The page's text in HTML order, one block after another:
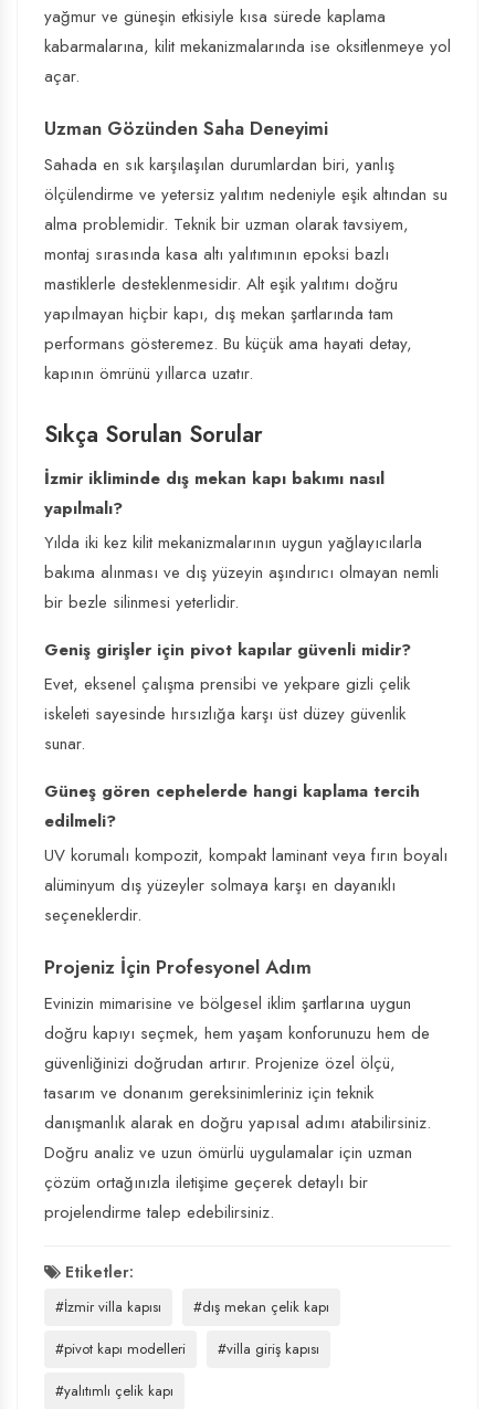
yağmur ve güneşin etkisiyle kısa sürede kaplama
kabarmalarına, kilit mekanizmalarında ise oksitlenmeye yol
açar.
Uzman Gözünden Saha Deneyimi
Sahada en sık karşılaşılan durumlardan biri, yanlış
ölçülendirme ve yetersiz yalıtım nedeniyle eşik altından su
alma problemidir. Teknik bir uzman olarak tavsiyem,
montaj sırasında kasa altı yalıtımının epoksi bazlı
mastiklerle desteklenmesidir. Alt eşik yalıtımı doğru
yapılmayan hiçbir kapı, dış mekan şartlarında tam
performans gösteremez. Bu küçük ama hayati detay,
kapının ömrünü yıllarca uzatır.
Sıkça Sorulan Sorular
İzmir ikliminde dış mekan kapı bakımı nasıl
yapılmalı?
Yılda iki kez kilit mekanizmalarının uygun yağlayıcılarla
bakıma alınması ve dış yüzeyin aşındırıcı olmayan nemli
bir bezle silinmesi yeterlidir.
Geniş girişler için pivot kapılar güvenli midir?
Evet, eksenel çalışma prensibi ve yekpare gizli çelik
iskeleti sayesinde hırsızlığa karşı üst düzey güvenlik
sunar.
Güneş gören cephelerde hangi kaplama tercih
edilmeli?
UV korumalı kompozit, kompakt laminant veya fırın boyalı
alüminyum dış yüzeyler solmaya karşı en dayanıklı
seçeneklerdir.
Projeniz İçin Profesyonel Adım
Evinizin mimarisine ve bölgesel iklim şartlarına uygun
doğru kapıyı seçmek, hem yaşam konforunuzu hem de
güvenliğinizi doğrudan artırır. Projenize özel ölçü,
tasarım ve donanım gereksinimleriniz için teknik
danışmanlık alarak en doğru yapısal adımı atabilirsiniz.
Doğru analiz ve uzun ömürlü uygulamalar için uzman
çözüm ortağınızla iletişime geçerek detaylı bir
projelendirme talep edebilirsiniz.
Etiketler:
#İzmir villa kapısı
#dış mekan çelik kapı
#pivot kapı modelleri
#villa giriş kapısı
#yalıtımlı çelik kapı